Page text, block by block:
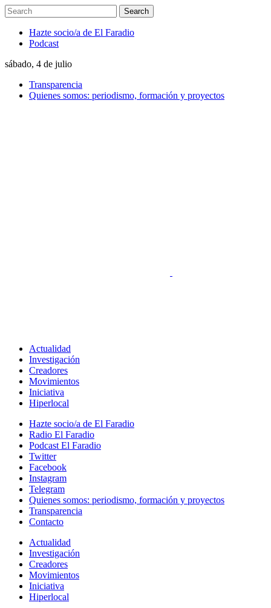
Hazte socio/a de El Faradio
Podcast
sábado, 4 de julio
Transparencia
Quienes somos: periodismo, formación y proyectos
Actualidad
Investigación
Creadores
Movimientos
Iniciativa
Hiperlocal
Hazte socio/a de El Faradio
Radio El Faradio
Podcast El Faradio
Twitter
Facebook
Instagram
Telegram
Quienes somos: periodismo, formación y proyectos
Transparencia
Contacto
Actualidad
Investigación
Creadores
Movimientos
Iniciativa
Hiperlocal